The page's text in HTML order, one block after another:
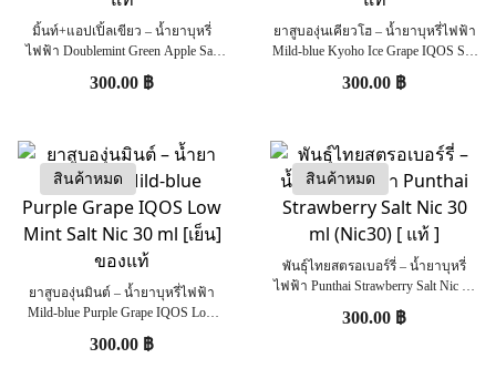
มิ้นท์+แอปเปิ้ลเขียว – น้ำยาบุหรี่
ไฟฟ้า Doublemint Green Apple Salt
300.00 ฿
ยาสูบองุ่นเคียวโฮ – น้ำยาบุหรี่ไฟฟ้า
Mild-blue Kyoho Ice Grape IQOS Salt
300.00 ฿
สินค้าหมด
ยาสูบองุ่นมินต์ – น้ำยาบุหรี่ไฟฟ้า
Mild-blue Purple Grape IQOS Low
300.00 ฿
สินค้าหมด
พันธ์ุไทยสตรอเบอร์รี่ – น้ำยาบุหรี่
ไฟฟ้า Punthai Strawberry Salt Nic 30
300.00 ฿